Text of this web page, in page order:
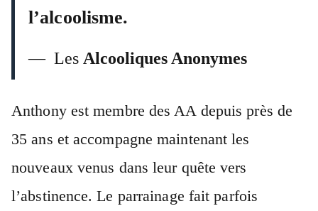
l’alcoolisme.
— Les Alcooliques Anonymes
Anthony est membre des AA depuis près de
35 ans et accompagne maintenant les
nouveaux venus dans leur quête vers
l’abstinence. Le parrainage fait parfois